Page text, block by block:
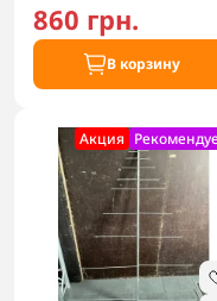
860 грн.
В корзину
Акция